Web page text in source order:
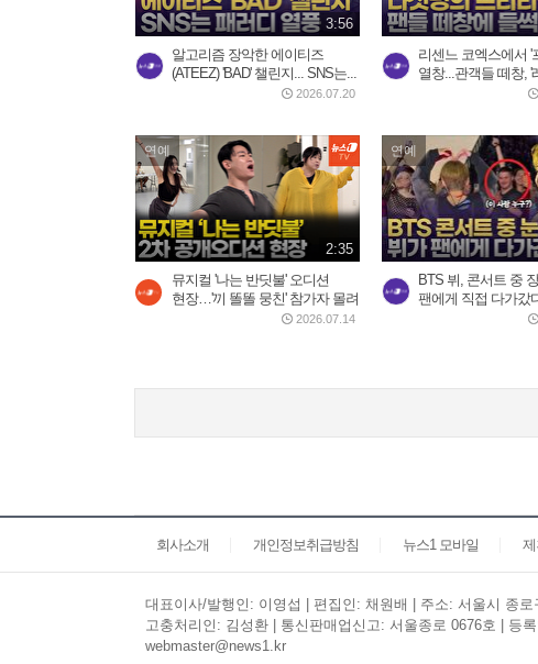
3:56
알고리즘 장악한 에이티즈
(ATEEZ) 'BAD' 챌린지... SNS는...
2026.07.20
리센느 코엑스에서 '
열창...관객들 떼창, '
연예
2:35
뮤지컬 '나는 반딧불' 오디션
현장…'끼 똘똘 뭉친' 참가자 몰려
2026.07.14
연예
BTS 뷔, 콘서트 중
팬에게 직접 다가갔
회사소개 개인정보취급방침 뉴스1 모바일
대표이사/발행인: 이영섭 | 편집인: 채원배 | 주소: 서울시 종
고충처리인: 김성환 | 통신판매업신고: 서울종로 0676호 | 등
webmaster@news1.kr